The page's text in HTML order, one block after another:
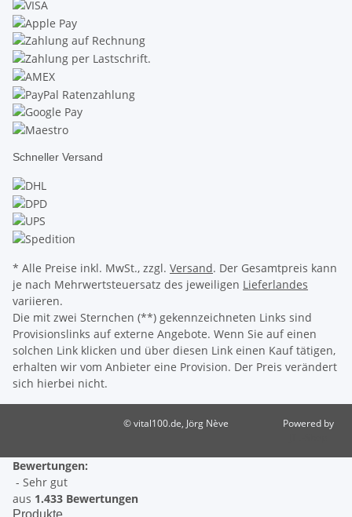
Schneller Versand
* Alle Preise inkl. MwSt., zzgl. Versand. Der Gesamtpreis kann
je nach Mehrwertsteuersatz des jeweiligen Lieferlandes
variieren.
Die mit zwei Sternchen (**) gekennzeichneten Links sind
Provisionslinks auf externe Angebote. Wenn Sie auf einen
solchen Link klicken und über diesen Link einen Kauf tätigen,
erhalten wir vom Anbieter eine Provision. Der Preis verändert
sich hierbei nicht.
© vital100.de, Jörg Nève
Powered by
Bewertungen:
- Sehr gut
aus 1.433 Bewertungen
Produkte